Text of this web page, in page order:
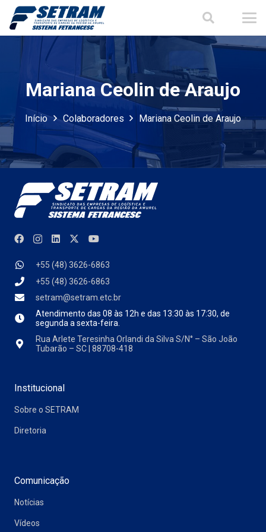
Mariana Ceolin de Araujo
Início Colaboradores Mariana Ceolin de Araujo
+55 (48) 3626-6863
+55 (48) 3626-6863
setram@setram.etc.br
Atendimento das 08 às 12h e das 13:30 às 17:30, de
segunda a sexta-feira.
Rua Arlete Teresinha Orlandi da Silva S/N° – São João
Tubarão – SC | 88708-418
Institucional
Sobre o SETRAM
Diretoria
Comunicação
Notícias
Vídeos